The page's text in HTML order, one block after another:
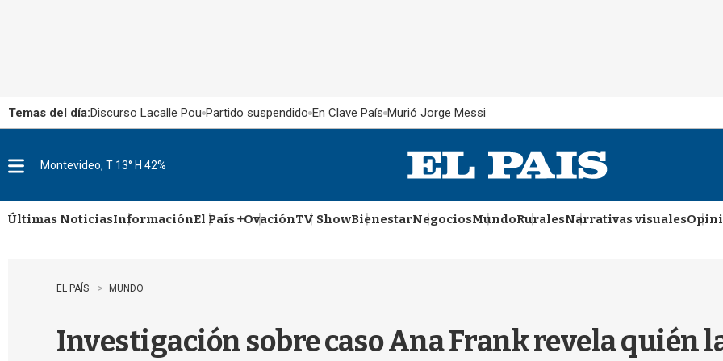
Temas del día:Discurso Lacalle Pou Partido suspendido En Clave País Murió Jorge Messi
u
Montevideo, T 13° H 42%
Últimas NoticiasInformaciónEl País +OvaciónTV ShowBienestarNegociosMundoRuralesNarrativas visuales
EL PAÍS MUNDO
Investigación sobre caso Ana Frank revela quién